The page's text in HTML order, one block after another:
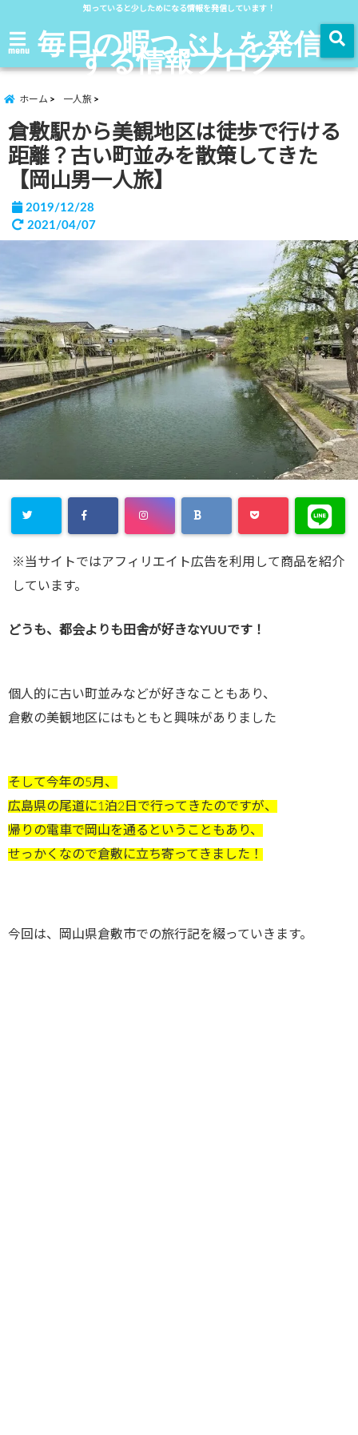
知っていると少しためになる情報を発信しています！
menu 毎日の暇つぶしを発信
する情報ブログ
ホーム 一人旅
倉敷駅から美観地区は徒歩で行ける
距離？古い町並みを散策してきた
【岡山男一人旅】
2019/12/28
2021/04/07
※当サイトではアフィリエイト広告を利用して商品を紹介
しています。
どうも、都会よりも田舎が好きなYUUです！
個人的に古い町並みなどが好きなこともあり、
倉敷の美観地区にはもともと興味がありました
そして今年の5月、
広島県の尾道に1泊2日で行ってきたのですが、
帰りの電車で岡山を通るということもあり、
せっかくなので倉敷に立ち寄ってきました！
今回は、岡山県倉敷市での旅行記を綴っていきます。